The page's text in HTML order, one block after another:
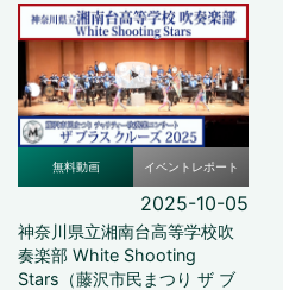
無料動画 イベントレポート
2025-10-05
神奈川県立湘南台高等学校吹
奏楽部 White Shooting
Stars（藤沢市民まつり ザ ブ